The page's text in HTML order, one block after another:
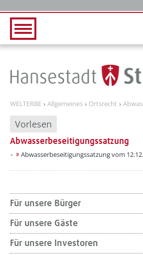
WELTERBE Allgemeines Ortsrecht
Vorlesen
Abwasserbeseitigungssatzung
Abwasserbeseitigungssatzung vom
Für unsere Bürger
Für unsere Gäste
Für unsere Investoren